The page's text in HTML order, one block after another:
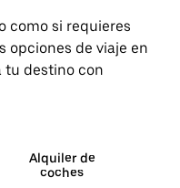
como si requieres
opciones de viaje en
tu destino con
Alquiler de
coches